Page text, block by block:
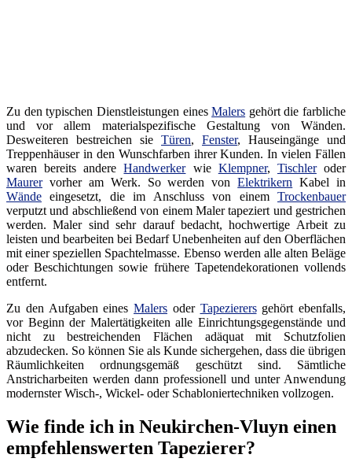
Zu den typischen Dienstleistungen einesMalers gehört die farbliche
und vor allem materialspezifische Gestaltung von Wänden.
Desweiteren bestreichen sie Türen, Fenster, Hauseingänge und
Treppenhäuser in den Wunschfarben ihrer Kunden. In vielen Fällen
waren bereits andereHandwerkerwie Klempner, Tischleroder
Maurervorher am Werk. So werden vonElektrikern Kabel in
Wände eingesetzt, die im Anschluss von einem Trockenbauer
verputzt und abschließend von einem Maler tapeziert und gestrichen
werden. Maler sind sehr darauf bedacht, hochwertige Arbeit zu
leisten und bearbeiten bei Bedarf Unebenheiten auf den Oberflächen
mit einer speziellen Spachtelmasse. Ebenso werden alle alten Beläge
oder Beschichtungen sowie frühere Tapetendekorationen vollends
entfernt.
Zu den Aufgaben eines Malers oder Tapezierersgehört ebenfalls,
vor Beginn der Malertätigkeiten alle Einrichtungsgegenstände und
nicht zu bestreichenden Flächen adäquat mit Schutzfolien
abzudecken. So können Sie als Kunde sichergehen, dass die übrigen
Räumlichkeiten ordnungsgemäß geschützt sind. Sämtliche
Anstricharbeiten werden dann professionell und unter Anwendung
modernster Wisch-, Wickel- oder Schabloniertechniken vollzogen.
Wie finde ich in Neukirchen-Vluyn einen
empfehlenswerten Tapezierer?